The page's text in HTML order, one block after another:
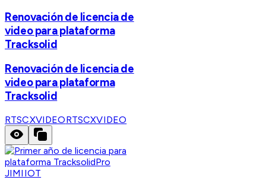
Renovación de licencia de
video para plataforma
Tracksolid
Renovación de licencia de
video para plataforma
Tracksolid
RTSCXVIDEORTSCXVIDEO
JIMIIOT